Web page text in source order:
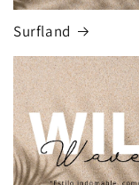
Surfland